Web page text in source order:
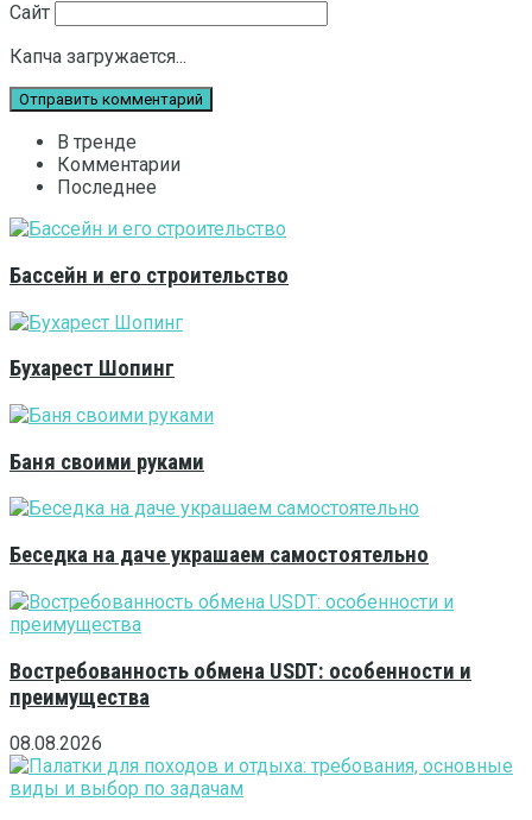
Сайт
Капча загружается...
В тренде
Комментарии
Последнее
Бассейн и его строительство
Бухарест Шопинг
Баня своими руками
Беседка на даче украшаем самостоятельно
Востребованность обмена USDT: особенности и
преимущества
08.08.2026